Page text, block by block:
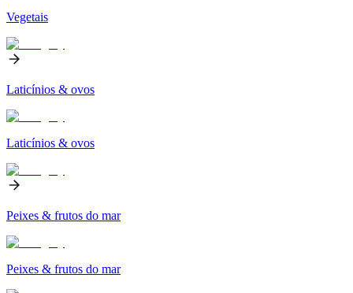
Vegetais
Laticínios & ovos
Laticínios & ovos
Peixes & frutos do mar
Peixes & frutos do mar